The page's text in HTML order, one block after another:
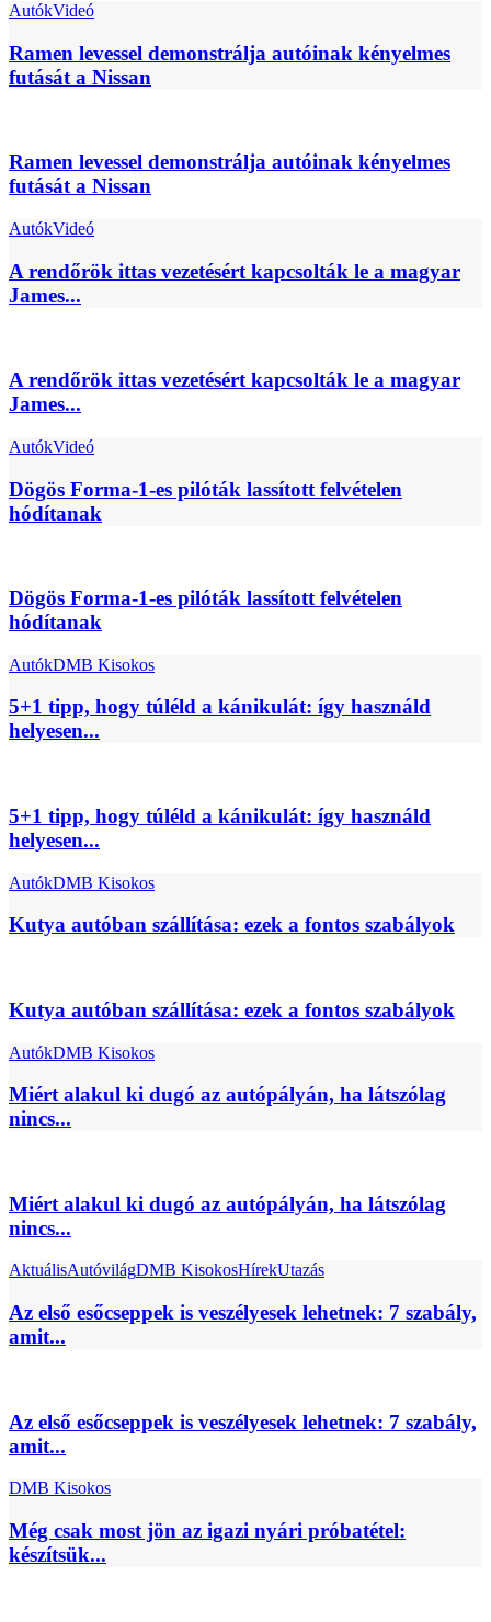
AutókVideó
Ramen levessel demonstrálja autóinak kényelmes
futását a Nissan
Ramen levessel demonstrálja autóinak kényelmes
futását a Nissan
AutókVideó
A rendőrök ittas vezetésért kapcsolták le a magyar
James...
A rendőrök ittas vezetésért kapcsolták le a magyar
James...
AutókVideó
Dögös Forma-1-es pilóták lassított felvételen
hódítanak
Dögös Forma-1-es pilóták lassított felvételen
hódítanak
AutókDMB Kisokos
5+1 tipp, hogy túléld a kánikulát: így használd
helyesen...
5+1 tipp, hogy túléld a kánikulát: így használd
helyesen...
AutókDMB Kisokos
Kutya autóban szállítása: ezek a fontos szabályok
Kutya autóban szállítása: ezek a fontos szabályok
AutókDMB Kisokos
Miért alakul ki dugó az autópályán, ha látszólag
nincs...
Miért alakul ki dugó az autópályán, ha látszólag
nincs...
AktuálisAutóvilágDMB KisokosHírekUtazás
Az első esőcseppek is veszélyesek lehetnek: 7 szabály,
amit...
Az első esőcseppek is veszélyesek lehetnek: 7 szabály,
amit...
DMB Kisokos
Még csak most jön az igazi nyári próbatétel:
készítsük...